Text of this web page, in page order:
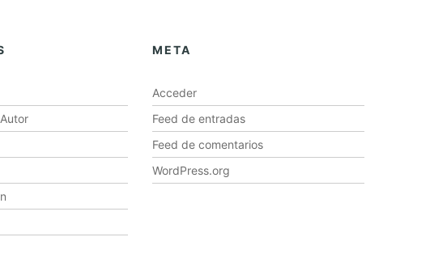
META
Acceder
Feed de entradas
Feed de comentarios
WordPress.org